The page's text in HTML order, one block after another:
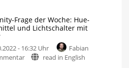
in
eure
Smart
Hue:
Monitor-
Beleuchtung
auch
ohne
Frage der Woche: Hue-
und Lichtschalter mit
- 16:32 Uhr
Fabian
zu
read in English